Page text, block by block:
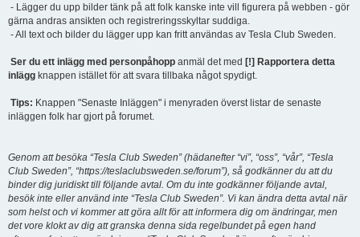
- Lägger du upp bilder tänk på att folk kanske inte vill figurera på webben - gör
gärna andras ansikten och registreringsskyltar suddiga.
- All text och bilder du lägger upp kan fritt användas av Tesla Club Sweden.
Ser du ett inlägg med personpåhopp anmäl det med [!] Rapportera detta
inlägg knappen istället för att svara tillbaka något spydigt.
Tips: Knappen "Senaste Inläggen" i menyraden överst listar de senaste
inläggen folk har gjort på forumet.
Genom att besöka “Tesla Club Sweden” (hädanefter “vi”, “oss”, “vår”, “Tesla
Club Sweden”, “https://teslaclubsweden.se/forum”), så godkänner du att du
binder dig juridiskt till följande avtal. Om du inte godkänner följande avtal,
besök inte eller använd inte “Tesla Club Sweden”. Vi kan ändra detta avtal när
som helst och vi kommer att göra allt för att informera dig om ändringar, men
det vore klokt av dig att granska denna sida regelbundet på egen hand